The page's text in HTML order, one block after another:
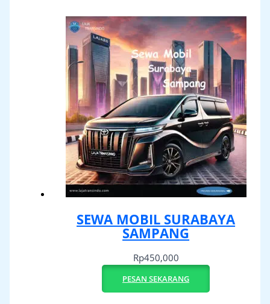
SEWA MOBIL SURABAYA
SAMPANG
Rp450,000
PESAN SEKARANG